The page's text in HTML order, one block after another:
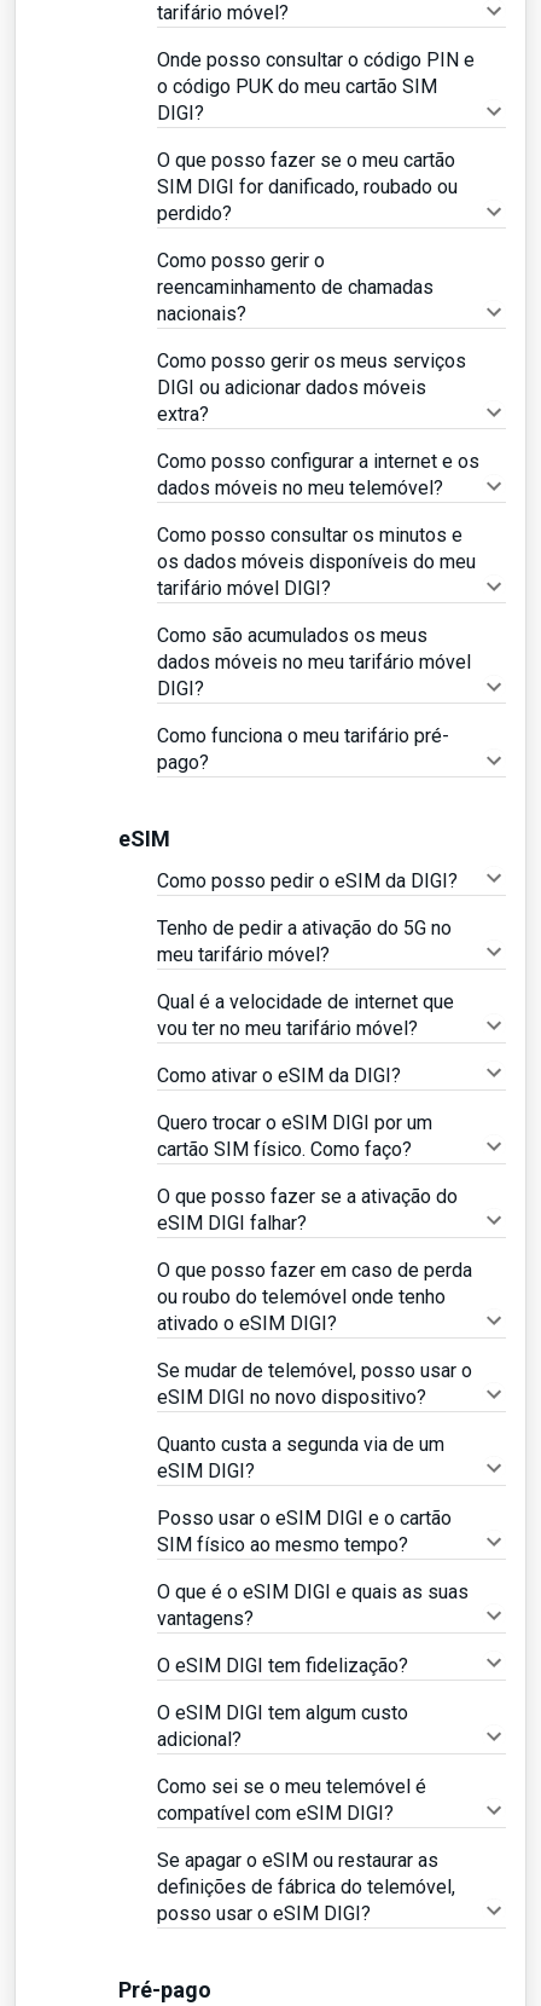
tarifário móvel?
Onde posso consultar o código PIN e
o código PUK do meu cartão SIM
DIGI?
O que posso fazer se o meu cartão
SIM DIGI for danificado, roubado ou
perdido?
Como posso gerir o
reencaminhamento de chamadas
nacionais?
Como posso gerir os meus serviços
DIGI ou adicionar dados móveis
extra?
Como posso configurar a internet e os
dados móveis no meu telemóvel?
Como posso consultar os minutos e
os dados móveis disponíveis do meu
tarifário móvel DIGI?
Como são acumulados os meus
dados móveis no meu tarifário móvel
DIGI?
Como funciona o meu tarifário pré-
pago?
eSIM
Como posso pedir o eSIM da DIGI?
Tenho de pedir a ativação do 5G no
meu tarifário móvel?
Qual é a velocidade de internet que
vou ter no meu tarifário móvel?
Como ativar o eSIM da DIGI?
Quero trocar o eSIM DIGI por um
cartão SIM físico. Como faço?
O que posso fazer se a ativação do
eSIM DIGI falhar?
O que posso fazer em caso de perda
ou roubo do telemóvel onde tenho
ativado o eSIM DIGI?
Se mudar de telemóvel, posso usar o
eSIM DIGI no novo dispositivo?
Quanto custa a segunda via de um
eSIM DIGI?
Posso usar o eSIM DIGI e o cartão
SIM físico ao mesmo tempo?
O que é o eSIM DIGI e quais as suas
vantagens?
O eSIM DIGI tem fidelização?
O eSIM DIGI tem algum custo
adicional?
Como sei se o meu telemóvel é
compatível com eSIM DIGI?
Se apagar o eSIM ou restaurar as
definições de fábrica do telemóvel,
posso usar o eSIM DIGI?
Pré-pago